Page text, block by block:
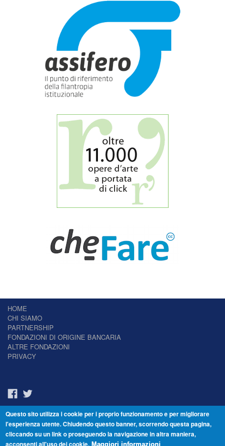
HOME
CHI SIAMO
PARTNERSHIP
FONDAZIONI DI ORIGINE BANCARIA
ALTRE FONDAZIONI
PRIVACY
Il Giornale delle Fondazioni - Periodico telematico
Reg. Tribunale n.7 del 22/07/2014 – ISSN 2421-2466
© Fondazione Venezia 2000 - Dorsoduro 3488/U - 30123 Venezia - Italia -
Questo sito utilizza i cookie per i proprio funzionamento e per migliorare
l'esperienza utente. Chiudendo questo banner, scorrendo questa pagina,
cliccando su un link o proseguendo la navigazione in altra maniera,
acconsenti all'uso dei cookie. Maggiori informazioni